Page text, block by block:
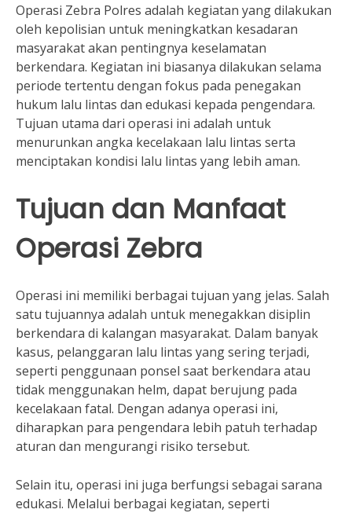
Operasi Zebra Polres adalah kegiatan yang dilakukan
oleh kepolisian untuk meningkatkan kesadaran
masyarakat akan pentingnya keselamatan
berkendara. Kegiatan ini biasanya dilakukan selama
periode tertentu dengan fokus pada penegakan
hukum lalu lintas dan edukasi kepada pengendara.
Tujuan utama dari operasi ini adalah untuk
menurunkan angka kecelakaan lalu lintas serta
menciptakan kondisi lalu lintas yang lebih aman.
Tujuan dan Manfaat
Operasi Zebra
Operasi ini memiliki berbagai tujuan yang jelas. Salah
satu tujuannya adalah untuk menegakkan disiplin
berkendara di kalangan masyarakat. Dalam banyak
kasus, pelanggaran lalu lintas yang sering terjadi,
seperti penggunaan ponsel saat berkendara atau
tidak menggunakan helm, dapat berujung pada
kecelakaan fatal. Dengan adanya operasi ini,
diharapkan para pengendara lebih patuh terhadap
aturan dan mengurangi risiko tersebut.
Selain itu, operasi ini juga berfungsi sebagai sarana
edukasi. Melalui berbagai kegiatan, seperti